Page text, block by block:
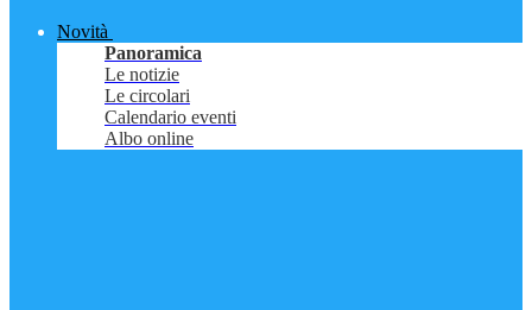
Novità
Panoramica
Le notizie
Le circolari
Calendario eventi
Albo online